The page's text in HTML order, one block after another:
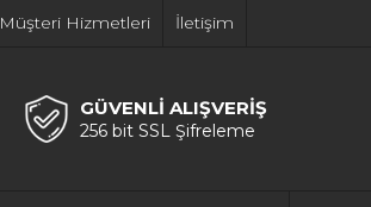
Müşteri Hizmetleri İletişim
GÜVENLİ ALIŞVERİŞ
256 bit SSL Şifreleme